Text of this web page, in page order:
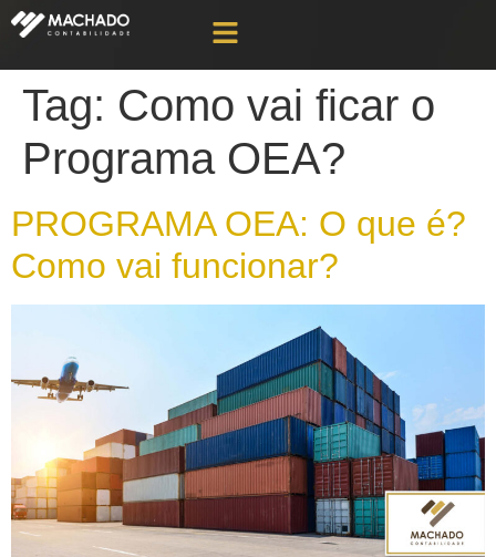
Tag: Como vai ficar o
Programa OEA?
PROGRAMA OEA: O que é?
Como vai funcionar?